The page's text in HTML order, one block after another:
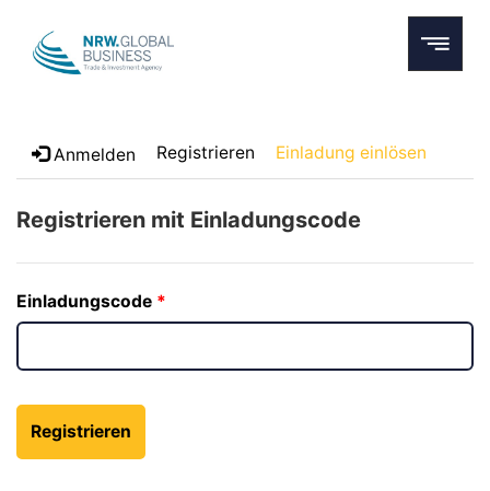
Anmelden Registrieren Einladung einlösen
Registrieren mit Einladungscode
Einladungscode
Registrieren